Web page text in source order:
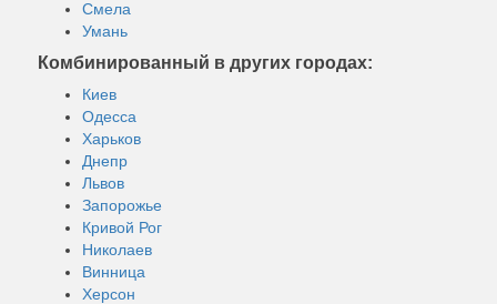
Смела
Умань
Комбинированный в других городах:
Киев
Одесса
Харьков
Днепр
Львов
Запорожье
Кривой Рог
Николаев
Винница
Херсон